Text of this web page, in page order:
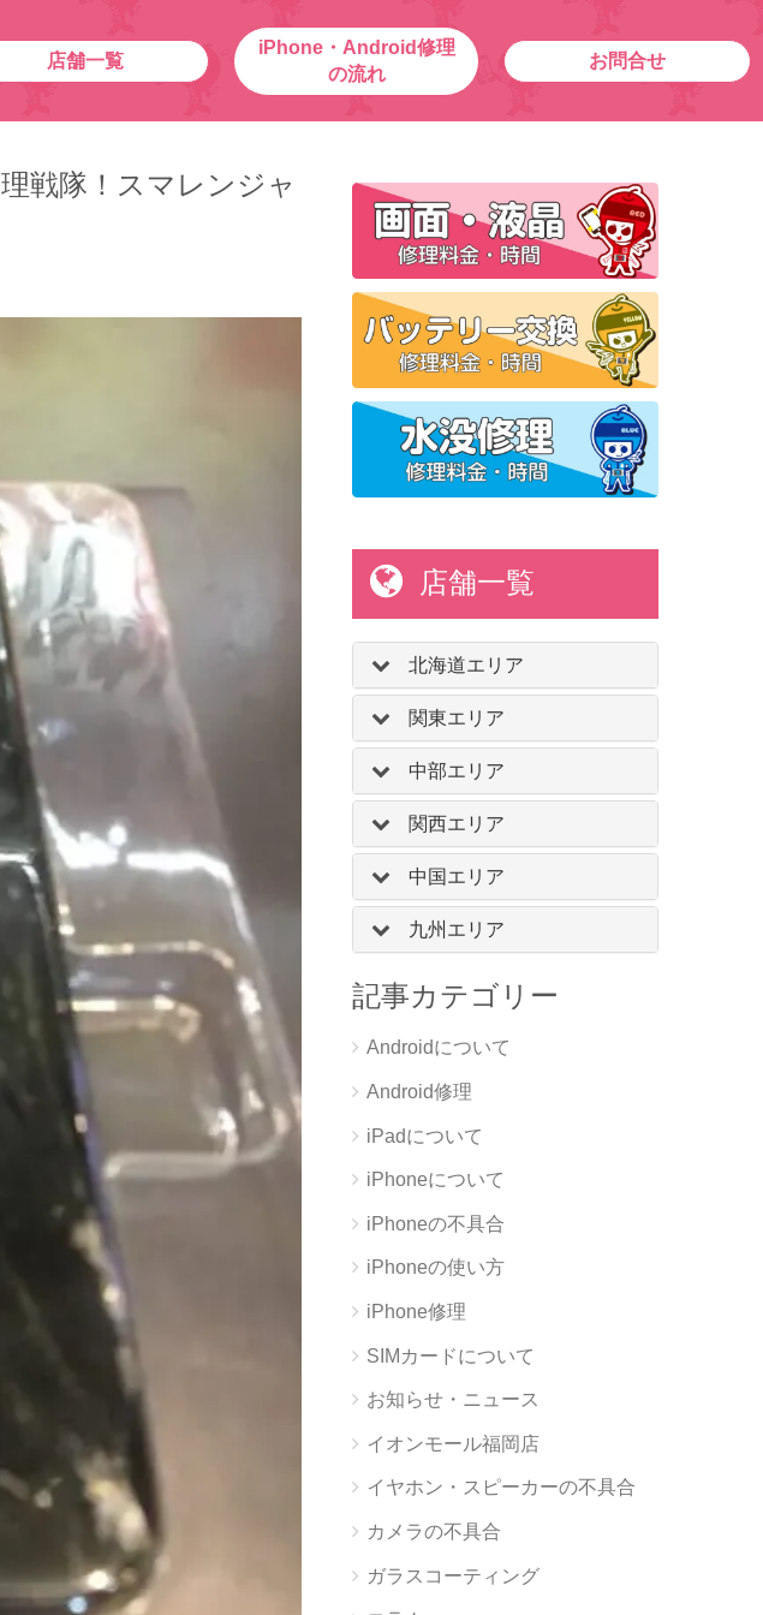
店舗一覧
iPhone・Android修理
の流れ
お問合せ
戦隊！スマレンジャ
店舗一覧
北海道エリア
関東エリア
中部エリア
関西エリア
中国エリア
九州エリア
記事カテゴリー
Androidについて
Android修理
iPadについて
iPhoneについて
iPhoneの不具合
iPhoneの使い方
iPhone修理
SIMカードについて
お知らせ・ニュース
イオンモール福岡店
イヤホン・スピーカーの不具合
カメラの不具合
ガラスコーティング